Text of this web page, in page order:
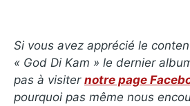
Si vous avez apprécié le
« God Di Kam » le dernier
pas à visiter notre page
pourquoi pas même nous